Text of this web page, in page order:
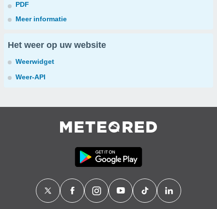
PDF
Meer informatie
Het weer op uw website
Weerwidget
Weer-API